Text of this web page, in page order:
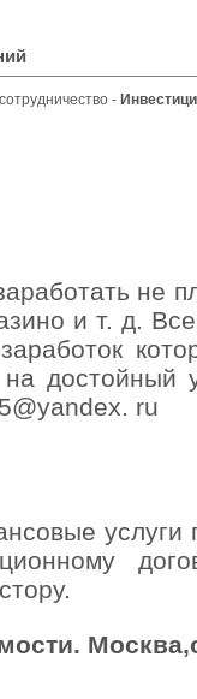
-
не
и т. д.
достойный
ru